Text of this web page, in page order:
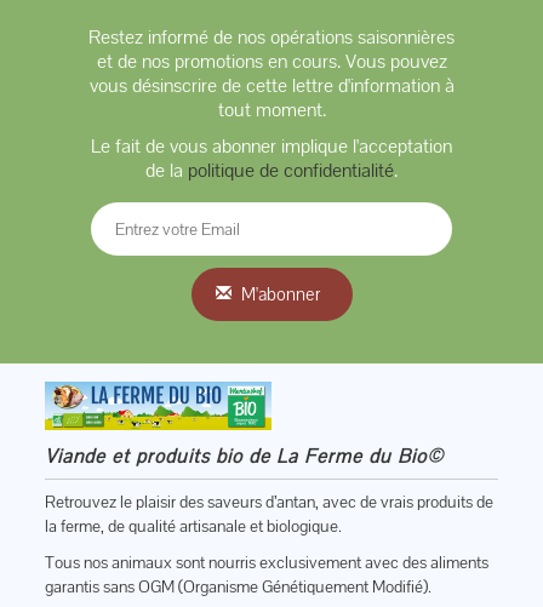
Restez informé de nos opérations saisonnières
et de nos promotions en cours. Vous pouvez
vous désinscrire de cette lettre d'information à
tout moment.
Le fait de vous abonner implique l'acceptation
de la politique de confidentialité.
M'abonner
Viande et produits bio de La Ferme du Bio©
Retrouvez le plaisir des saveurs d’antan, avec de vrais produits de
la ferme, de qualité artisanale et biologique.
Tous nos animaux sont nourris exclusivement avec des aliments
garantis sans OGM (Organisme Génétiquement Modifié).